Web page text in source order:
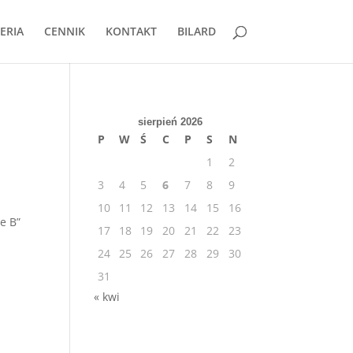
CENNIK KONTAKT BILARD
B”
sierpień 2026
P W Ś C P S
N
1
2
3
4 5 6 7 8
9
10
11 12 13 14 15
16
17
18 19 20 21 22
23
24 25 26 27 28 29
30
31
« kwi